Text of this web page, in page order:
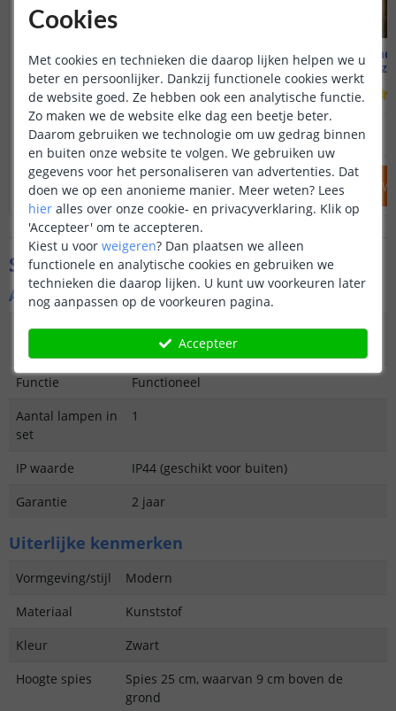
Voordeelset 3 stuks
Highlight | Warm wit
604 reviews)
OP VOORRAAD 89,85 67,50
IN WINKELWAGEN
Solar
Met los
OP VOORRAAD
IN
Specificaties
Algemene kenmerken
Type
Spot
Functie
Functioneel
Aantal lampen in
set
1
IP waarde
IP44 (geschikt voor buiten)
Garantie
2 jaar
Uiterlijke kenmerken
Vormgeving/stijl
Modern
Materiaal
Kunststof
Kleur
Zwart
Hoogte spies
Spies 25 cm, waarvan 9 cm boven de
grond
Cookies
Met cookies en technieken die daarop lijken helpen we u
beter en persoonlijker. Dankzij functionele cookies werkt
de website goed. Ze hebben ook een analytische functie.
Zo maken we de website elke dag een beetje beter.
Daarom gebruiken we technologie om uw gedrag binnen
en buiten onze website te volgen. We gebruiken uw
gegevens voor het personaliseren van advertenties. Dat
doen we op een anonieme manier. Meer weten? Lees
hier alles over onze cookie- en privacyverklaring. Klik op
'Accepteer' om te accepteren.
Kiest u voor weigeren? Dan plaatsen we alleen
functionele en analytische cookies en gebruiken we
technieken die daarop lijken. U kunt uw voorkeuren later
nog aanpassen op de voorkeuren pagina.
Accepteer